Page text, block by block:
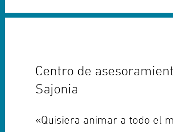
Centro de
Sajonia
«Quisiera animar a todo el